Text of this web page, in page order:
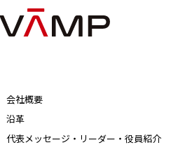
会社概要
沿革
代表メッセージ・リーダー・役員紹介